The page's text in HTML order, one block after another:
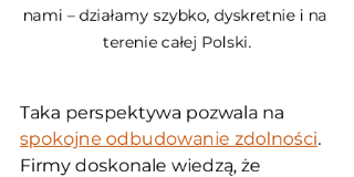
nami – działamy szybko, dyskretnie i na
terenie całej Polski.
Taka perspektywa pozwala na
spokojne odbudowanie zdolności.
Firmy doskonale wiedzą, że